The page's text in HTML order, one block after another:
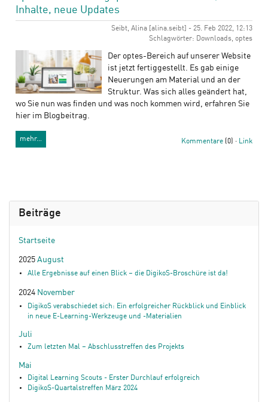
Inhalte, neue Updates
Seibt, Alina [alina.seibt] - 25. Feb 2022, 12:13
Schlagwörter: Downloads, optes
Der optes-Bereich auf unserer Website
ist jetzt fertiggestellt. Es gab einige
Neuerungen am Material und an der
Struktur. Was sich alles geändert hat,
wo Sie nun was finden und was noch kommen wird, erfahren Sie
hier im Blogbeitrag.
mehr… Kommentare (0) · Link
Beiträge
Startseite
2025 August
Alle Ergebnisse auf einen Blick – die DigikoS-Broschüre ist da!
2024 November
DigikoS verabschiedet sich: Ein erfolgreicher Rückblick und Einblick
in neue E-Learning-Werkzeuge und -Materialien
Juli
Zum letzten Mal – Abschlusstreffen des Projekts
Mai
Digital Learning Scouts - Erster Durchlauf erfolgreich
DigikoS-Quartalstreffen März 2024